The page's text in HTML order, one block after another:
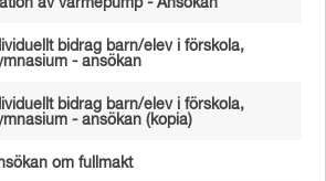
av värmepump - Ansökan
bidrag barn/elev i förskola,
- ansökan
bidrag barn/elev i förskola,
- ansökan (kopia)
om fullmakt